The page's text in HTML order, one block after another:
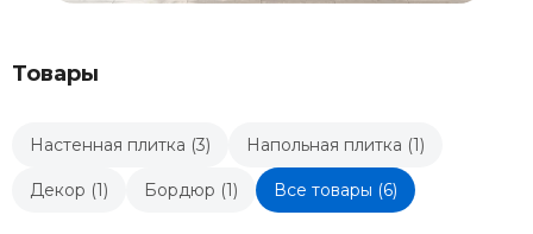
Товары
Настенная плитка (3) Напольная плитка (1)
Декор (1) Бордюр (1) Все товары (6)